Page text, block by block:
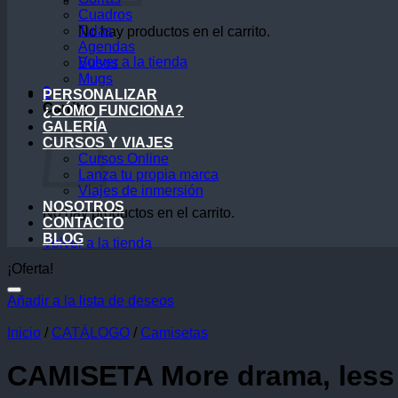
No hay productos en el carrito.
Volver a la tienda
0
Carrito
No hay productos en el carrito.
Volver a la tienda
Cuadros
Tulas
Agendas
Busos
Mugs
PERSONALIZAR
¿CÓMO FUNCIONA?
GALERÍA
CURSOS Y VIAJES
Cursos Online
Lanza tu propia marca
Viajes de inmersión
NOSOTROS
CONTACTO
BLOG
¡Oferta!
Añadir a la lista de deseos
Inicio / CATÁLOGO / Camisetas
CAMISETA More drama,